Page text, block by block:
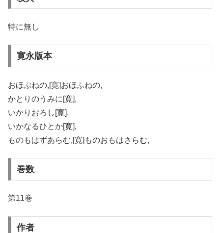
特に無し
寛永版本
おほぶねの,[寛]おほふねの,
かとりのうみに[寛],
いかりおろし[寛],
いかなるひとか[寛],
ものもはずあらむ,[寛]ものおもはさらむ,
巻数
第11巻
作者